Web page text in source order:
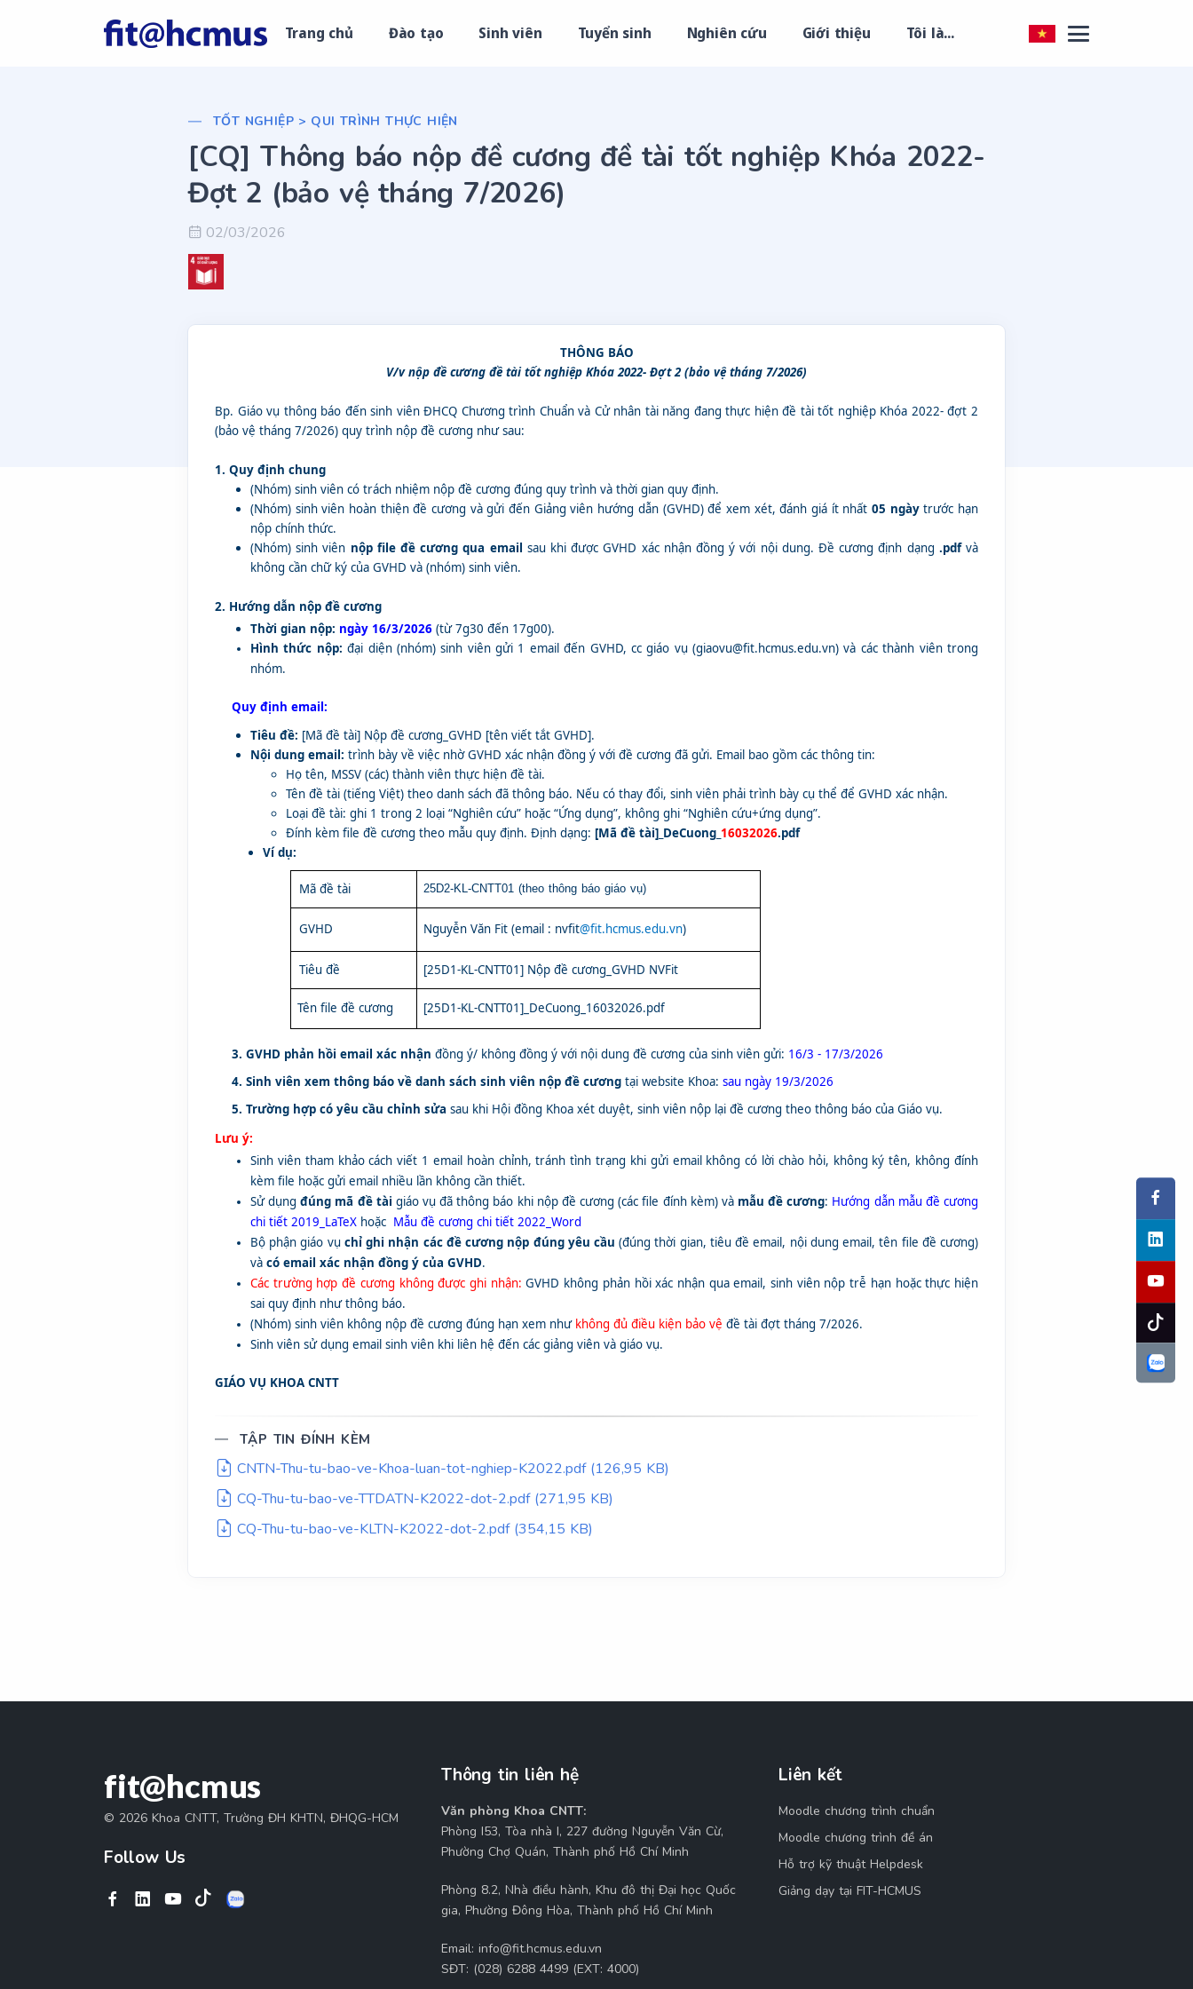
Trang chủ Đào tạo Sinh viên Tuyển sinh Nghiên cứu Giới thiệu Tôi là...
TỐT NGHIỆP > QUI TRÌNH THỰC HIỆN
[CQ] Thông báo nộp đề cương đề tài tốt nghiệp Khóa 2022-
Đợt 2 (bảo vệ tháng 7/2026)
02/03/2026
THÔNG BÁO
V/v nộp đề cương đề tài tốt nghiệp Khóa 2022- Đợt 2 (bảo vệ tháng 7/2026)
Bp. Giáo vụ thông báo đến sinh viên ĐHCQ Chương trình Chuẩn và Cử nhân tài năng đang thực hiện đề tài tốt nghiệp Khóa 2022- đợt 2
(bảo vệ tháng 7/2026) quy trình nộp đề cương như sau:
1. Quy định chung
(Nhóm) sinh viên có trách nhiệm nộp đề cương đúng quy trình và thời gian quy định.
(Nhóm) sinh viên hoàn thiện đề cương và gửi đến Giảng viên hướng dẫn (GVHD) để xem xét, đánh giá ít nhất 05 ngàytrước hạn
nộp chính thức.
(Nhóm) sinh viên nộp file đề cương qua email sau khi được GVHD xác nhận đồng ý với nội dung. Đề cương định dạng .pdfvà
không cần chữ ký của GVHD và (nhóm) sinh viên.
​2. Hướng dẫn nộp đề cương
Thời gian nộp: ngày 16/3/2026 (từ 7g30 đến 17g00).
Hình thức nộp:đại diện (nhóm) sinh viên gửi 1 email đến GVHD, cc giáo vụ (giaovu@fit.hcmus.edu.vn) và các thành viên trong
nhóm.
Quy định email:
Tiêu đề: [Mã đề tài] Nộp đề cương_GVHD [tên viết tắt GVHD].
Nội dung email: trình bày về việc nhờ GVHD xác nhận đồng ý với đề cương đã gửi. Email bao gồm các thông tin:
Họ tên, MSSV (các) thành viên thực hiện đề tài.
Tên đề tài (tiếng Việt) theo danh sách đã thông báo. Nếu có thay đổi, sinh viên phải trình bày cụ thể để GVHD xác nhận.
Loại đề tài: ghi 1 trong 2 loại “Nghiên cứu” hoặc “Ứng dụng”, không ghi “Nghiên cứu+ứng dụng”.
Đính kèm file đề cương theo mẫu quy định. Định dạng: [Mã đề tài]_DeCuong_ 16032026.pdf
Ví dụ:
Mã đề tài 25D2-KL-CNTT01(theo thông báo giáo vụ)
GVHD Nguyễn Văn Fit (email : nvfit@fit.hcmus.edu.vn)
Tiêu đề [25D1-KL-CNTT01] Nộp đề cương_GVHD NVFit
Tên file đề cương [25D1-KL-CNTT01]_DeCuong_16032026.pdf
3. GVHD phản hồi email xác nhận đồng ý/ không đồng ý với nội dung đề cương của sinh viên gửi: 16/3 - 17/3/2026
4. Sinh viên xem thông báo về danh sách sinh viên nộp đề cương tạiwebsite Khoa: sau ngày 19/3/2026
5. Trường hợp có yêu cầu chỉnh sửa sau khi Hội đồng Khoa xét duyệt, sinh viên nộp lại đề cương theo thông báo của Giáo vụ.
Lưu ý:
Sinh viên tham khảo cách viết 1 email hoàn chỉnh, tránh tình trạng khi gửi email không có lời chào hỏi, không ký tên, không đính
kèm file hoặc gửi email nhiều lần không cần thiết.
Sử dụng đúng mã đề tài giáo vụ đã thông báo khi nộp đề cương ​ (các file đính kèm) và mẫu đề cương: Hướng dẫn mẫu đề cương
chi tiết 2019_LaTeX hoặc Mẫu đề cương chi tiết 2022_Word
Bộ phận giáo vụ chỉ ghi nhận các đề cương nộp đúng yêu cầu(đúng thời gian, tiêu đề email, nội dung email, tên file đề cương)
và có email xác nhận đồng ý của GVHD.
Các trường hợp đề cương không được ghi nhận:GVHD không phản hồi xác nhận qua email, sinh viên nộp trễ hạn hoặc thực hiện
sai quy định như thông báo.
(Nhóm) sinh viên không nộp đề cương đúng hạn xem như không đủ điều kiện bảo vệ đề tài đợt tháng 7/2026.
Sinh viên sử dụng email sinh viên khi liên hệ đến các giảng viên và giáo vụ.
GIÁO VỤ KHOA CNTT
TẬP TIN ĐÍNH KÈM
CNTN-Thu-tu-bao-ve-Khoa-luan-tot-nghiep-K2022.pdf (126,95 KB)
CQ-Thu-tu-bao-ve-TTDATN-K2022-dot-2.pdf (271,95 KB)
CQ-Thu-tu-bao-ve-KLTN-K2022-dot-2.pdf (354,15 KB)
fit@hcmus
© 2026 Khoa CNTT, Trường ĐH KHTN, ĐHQG-HCM
Follow Us
Thông tin liên hệ
Văn phòng Khoa CNTT:
Phòng I53, Tòa nhà I, 227 đường Nguyễn Văn Cừ,
Phường Chợ Quán, Thành phố Hồ Chí Minh
Phòng 8.2, Nhà điều hành, Khu đô thị Đại học Quốc
gia, Phường Đông Hòa, Thành phố Hồ Chí Minh
Email: info@fit.hcmus.edu.vn
SĐT: (028) 6288 4499 (EXT: 4000)
Liên kết
Moodle chương trình chuẩn
Moodle chương trình đề án
Hỗ trợ kỹ thuật Helpdesk
Giảng dạy tại FIT-HCMUS